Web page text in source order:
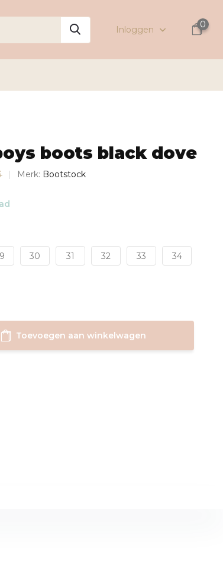
Inloggen
0
boots black dove
Merk: Bootstock
30 31 32 33 34
Toevoegen aan winkelwagen